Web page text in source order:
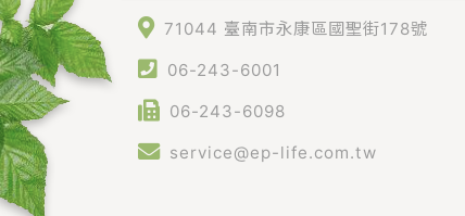
71044 臺南市永康區國聖街178號
06-243-6001
06-243-6098
service@ep-life.com.tw